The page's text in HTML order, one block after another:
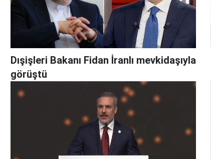
Dışişleri Bakanı Fidan İranlı mevkidaşıyla
görüştü